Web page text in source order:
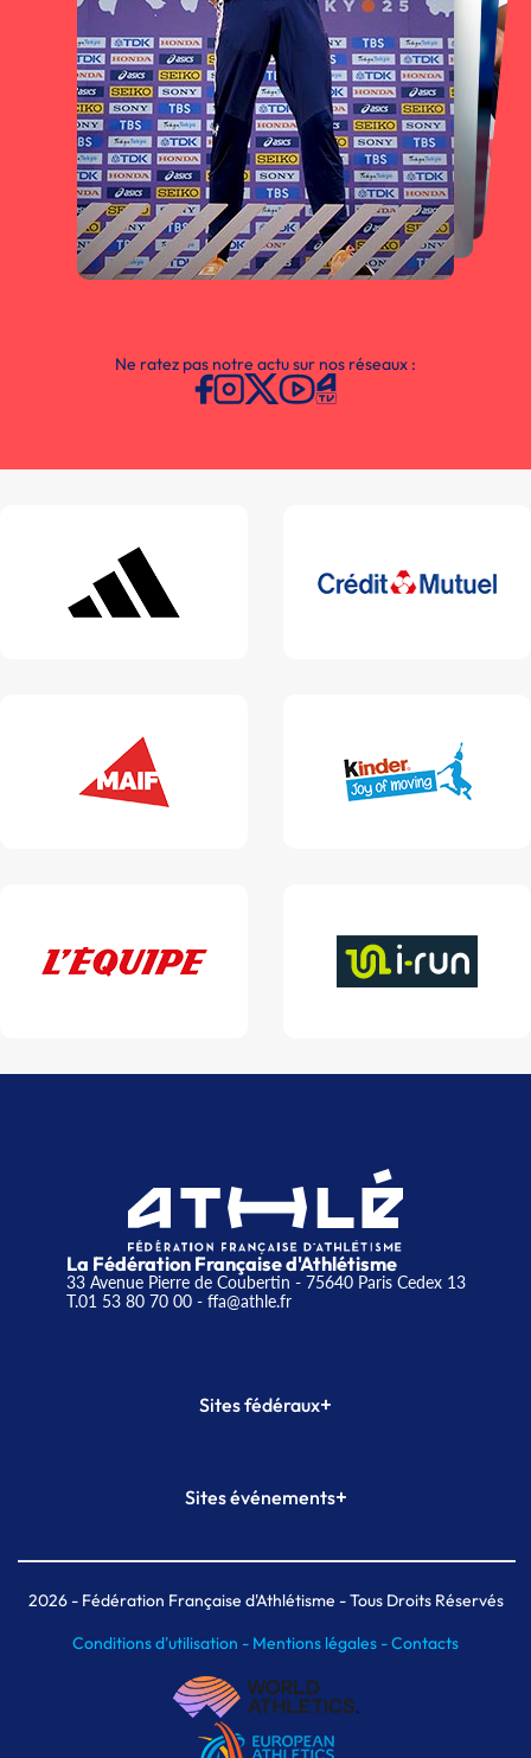
Ne ratez pas notre actu sur nos réseaux :
La Fédération Française d'Athlétisme
33 Avenue Pierre de Coubertin - 75640 Paris Cedex 13
T.01 53 80 70 00- ffa@athle.fr
Sites fédéraux+
Plateforme Formation
Sites événements+
Meeting de Paris indoor
MAIF Ekiden de Paris
2026- Fédération Française d'Athlétisme - Tous Droits Réservés
Conditions d'utilisation - Mentions légales -Contacts